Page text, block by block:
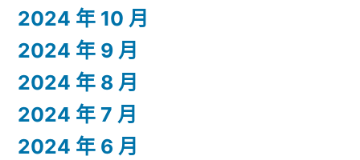
2024 年 10 月
2024 年 9 月
2024 年 8 月
2024 年 7 月
2024 年 6 月